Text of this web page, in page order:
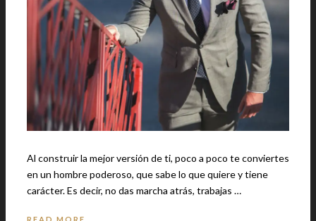
Al construir la mejor versión de ti, poco a poco te conviertes
en un hombre poderoso, que sabe lo que quiere y tiene
carácter. Es decir, no das marcha atrás, trabajas …
READ MORE